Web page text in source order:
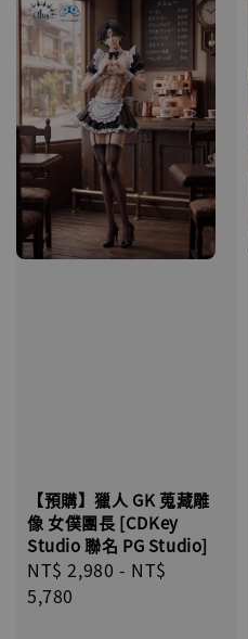
【預購】獵人 GK 蒐藏雕
像 女僕團長 [CDKey
Studio 聯名 PG Studio]
Regular
price
NT$ 2,980 - NT$
5,780